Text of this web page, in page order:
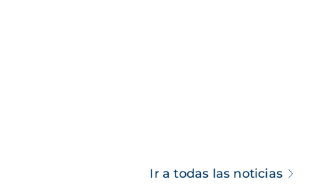
Ir a todas las noticias